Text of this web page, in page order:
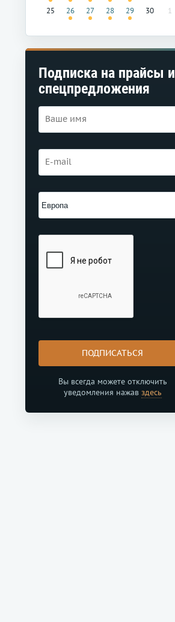
25
26 27 28 29 30 1
Подписка на прайсы и
спецпредложения
ПОДПИСАТЬСЯ
Вы всегда можете отключить
уведомления нажав здесь